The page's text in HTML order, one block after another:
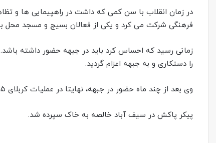
در زمان انقلاب با سن کمی که داشت در راهپیمایی ها و
فرهنگی شرکت می کرد و یکی از فعالان بسیج و مسجد محل
زمانی رسید که احساس کرد باید در جبهه حضور داشته باشد.
را دستکاری و به جبهه اعزام گردید.
وی بعد از چند ماه حضور در جبهه، نهایتا در عملیات کربلای ۵، در منطقه عمومی شلمچه به درجه رفیع شهادت رسید.
پیکر پاکش در سیف آباد خالصه به خاک سپرده شد.